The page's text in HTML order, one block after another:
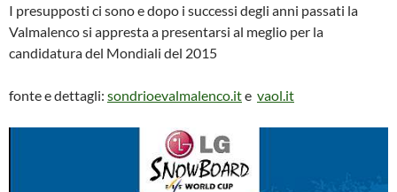
I presupposti ci sono e dopo i successi degli anni passati la
Valmalenco si appresta a presentarsi al meglio per la
candidatura del Mondiali del 2015
fonte e dettagli: sondrioevalmalenco.ite vaol.it